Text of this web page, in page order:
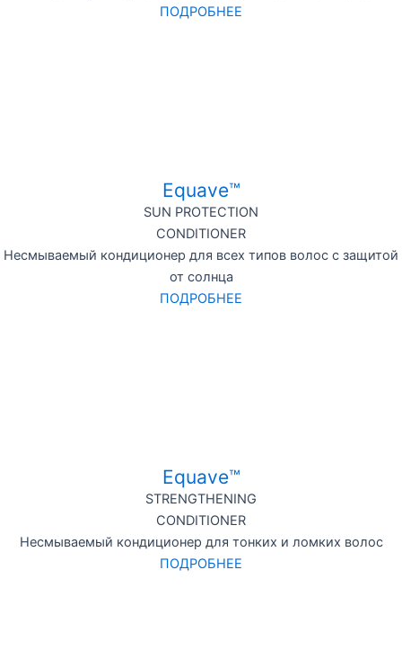
ПОДРОБНЕЕ
Equave™
SUN PROTECTION
CONDITIONER
Несмываемый кондиционер для всех типов волос с защитой
от солнца
ПОДРОБНЕЕ
Equave™
STRENGTHENING
CONDITIONER
Несмываемый кондиционер для тонких и ломких волос
ПОДРОБНЕЕ